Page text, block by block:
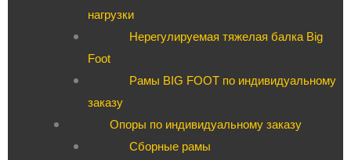
нагрузки
Нерегулируемая тяжелая балка Big
Foot
Рамы BIG FOOT по индивидуальному
заказу
Опоры по индивидуальному заказу
Сборные рамы